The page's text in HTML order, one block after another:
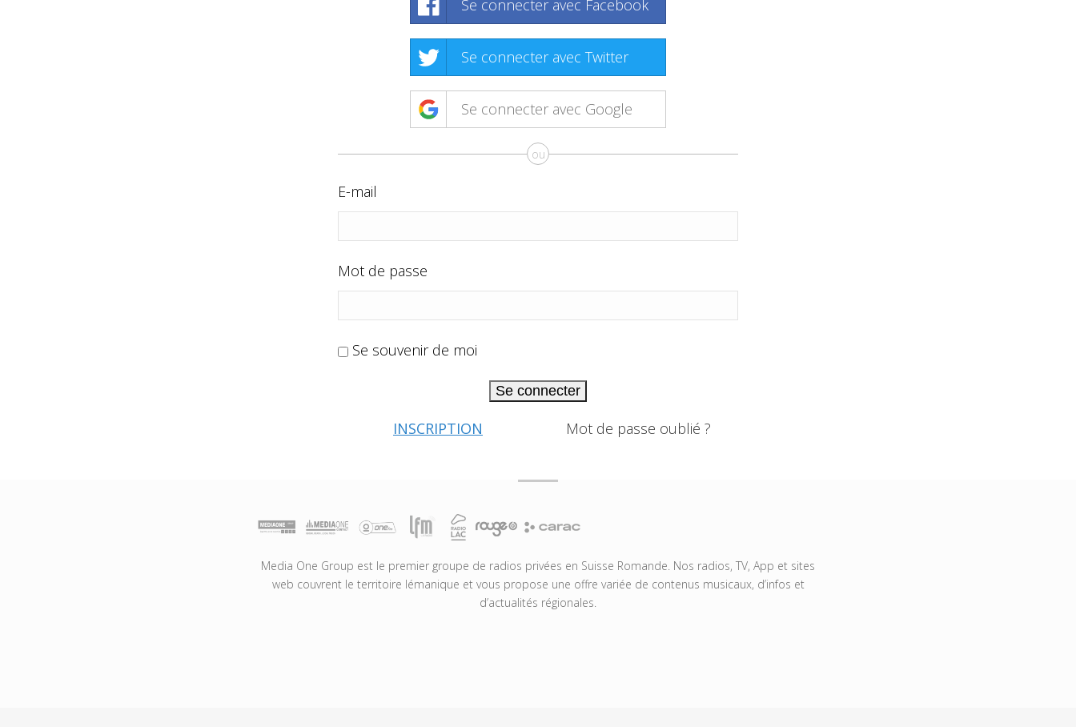
Se connecter avec Facebook
Se connecter avec Twitter
Se connecter avec Google
ou
E-mail
Mot de passe
Se souvenir de moi
Se connecter
INSCRIPTION Mot de passe oublié ?
Media One Group est le premier groupe de radios privées en Suisse Romande. Nos radios, TV, App et sites
web couvrent le territoire lémanique et vous propose une offre variée de contenus musicaux, d’infos et
d’actualités régionales.